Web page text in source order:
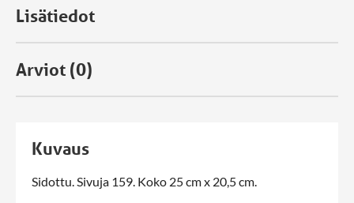
Lisätiedot
Arviot (0)
Kuvaus
Sidottu. Sivuja 159. Koko 25 cm x 20,5 cm.